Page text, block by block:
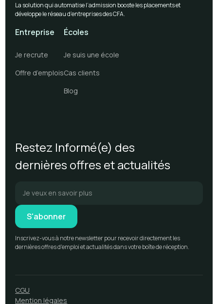
Restez Informé(e) des
dernières offres et actualités
Inscrivez-vous à notre newsletter pour recevoir directement les
dernières offres d'emploi et actualités dans votre boîte de réception.
La solution qui automatise l’admission booste les placements et
développe le réseau d’entreprises des CFA.
Entreprise
Je recrute
Offre d’emplois
Écoles
Je suis une école
Cas clients
Blog
CGU
Mention légales